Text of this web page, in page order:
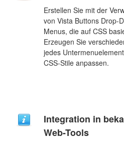
Erstellen Sie mit der
von Vista Buttons Drop-
Menus, die auf CSS
Erzeugen Sie
jedes
CSS-Stile anpassen.
Integration in
Web-Tools